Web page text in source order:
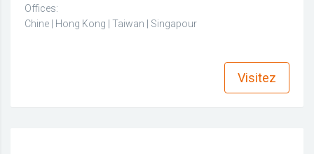
Offices:
Chine | Hong Kong | Taiwan | Singapour
Visitez